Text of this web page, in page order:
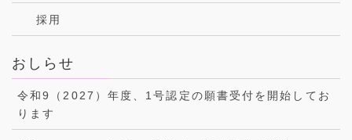
採用
おしらせ
令和9（2027）年度、1号認定の願書受付を開始してお
ります